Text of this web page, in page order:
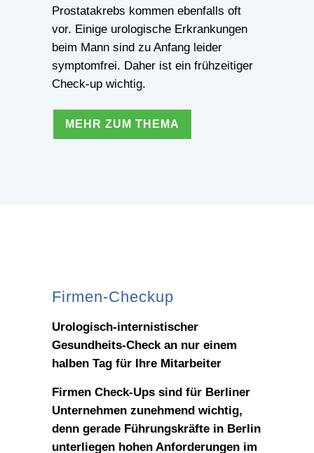
Prostatakrebs kommen ebenfalls oft
vor. Einige urologische Erkrankungen
beim Mann sind zu Anfang leider
symptomfrei. Daher ist ein frühzeitiger
Check-up wichtig.
MEHR ZUM THEMA
Firmen-Checkup
Urologisch-internistischer
Gesundheits-Check an nur einem
halben Tag für Ihre Mitarbeiter
Firmen Check-Ups sind für Berliner
Unternehmen zunehmend wichtig,
denn gerade Führungskräfte in Berlin
unterliegen hohen Anforderungen im